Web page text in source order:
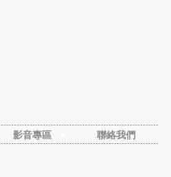
影音專區 聯絡我們